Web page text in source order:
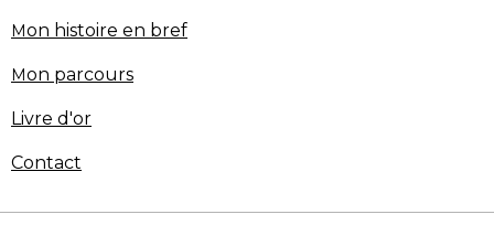
Mon histoire en bref
Mon parcours
Livre d'or
Contact